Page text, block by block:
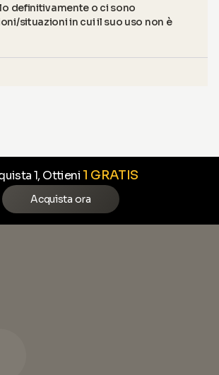
definitivamente o ci sono
situazioni in cui il suo uso non è
1, Ottieni 1 GRATIS
Acquista ora